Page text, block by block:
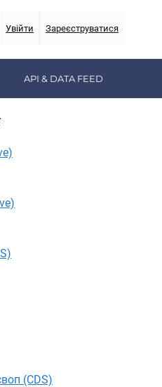
Увійти Зареєструватися
API & DATA FEED
(CDS)